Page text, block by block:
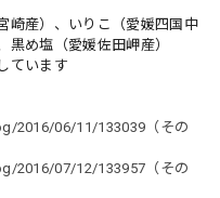
崎産）、いりこ（愛媛四国中
め塩（愛媛佐田岬産）
ています
2016/06/11/133039（その
2016/07/12/133957（その